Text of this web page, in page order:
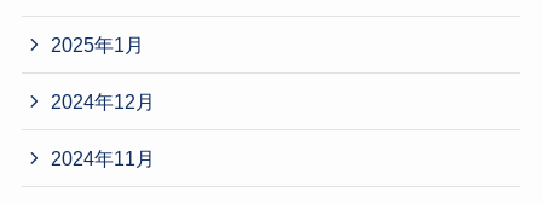
2025年1月
2024年12月
2024年11月